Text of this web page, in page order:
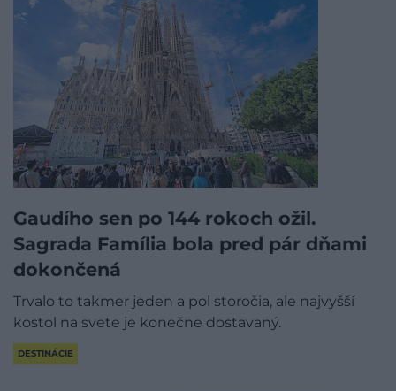
Gaudího sen po 144 rokoch ožil.
Sagrada Família bola pred pár dňami
dokončená
Trvalo to takmer jeden a pol storočia, ale najvyšší
kostol na svete je konečne dostavaný.
DESTINÁCIE